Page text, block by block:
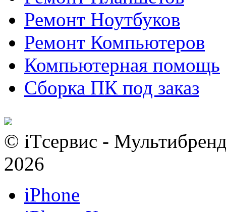
Ремонт Ноутбуков
Ремонт Компьютеров
Компьютерная помощь
Сборка ПК под заказ
© iTсервис -
2026
iPhone